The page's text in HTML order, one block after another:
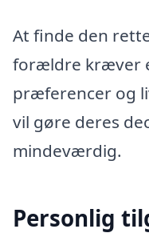
At finde den
forældre kræver
præferencer og
vil gøre deres
mindeværdig.
Personlig